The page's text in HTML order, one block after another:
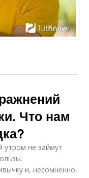
Что нам
утром не займут
и, несомненно,